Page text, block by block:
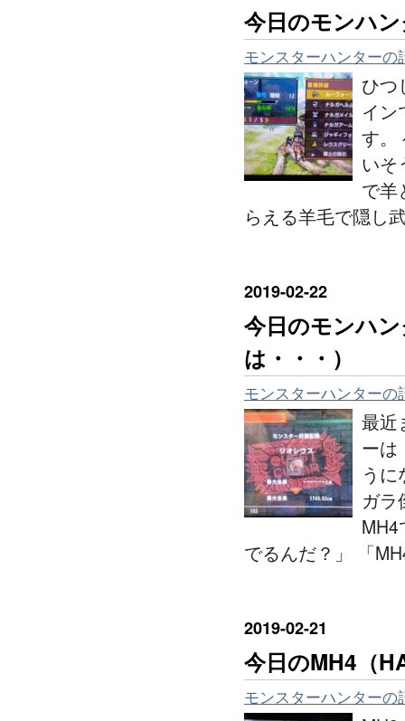
今日のモンハ
モンスターハンターの
ひつ
イン
す。
いそ
で羊
らえる羊毛で隠し
2019-02-22
今日のモンハ
は・・・）
モンスターハンターの
最近
ーは
う
ガラ
でるんだ？」 「
2019-02-21
今日のMH4（
モンスターハンターの